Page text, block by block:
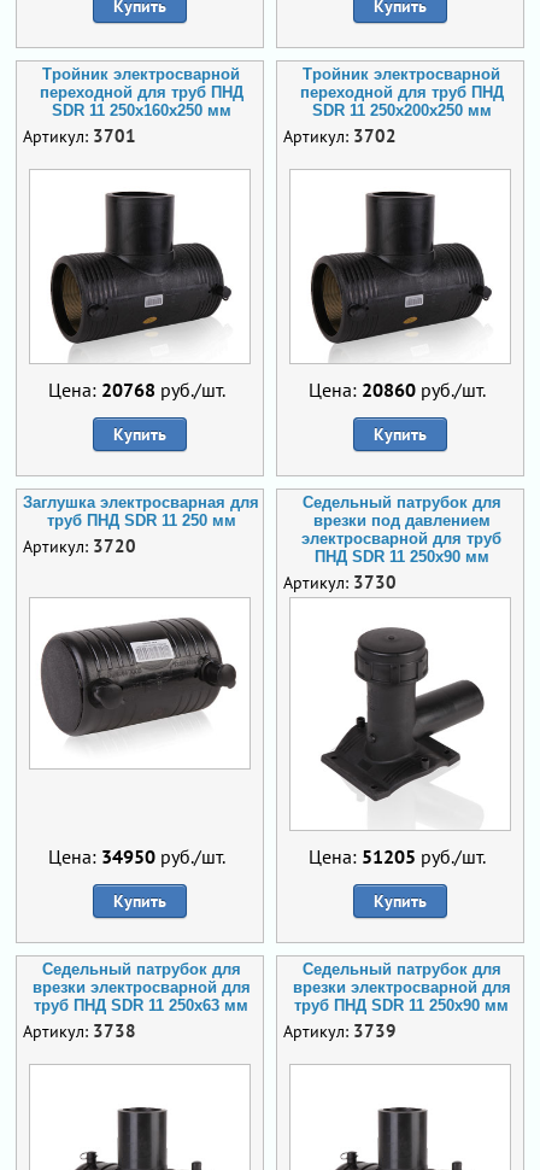
Купить Купить
Тройник электросварной
переходной для труб ПНД
SDR 11 250х160х250 мм
Артикул: 3701
Цена: 20768 руб./шт.
Купить
Тройник электросварной
переходной для труб ПНД
SDR 11 250х200х250 мм
Артикул: 3702
Цена: 20860 руб./шт.
Купить
Заглушка электросварная для
труб ПНД SDR 11 250 мм
Артикул: 3720
Цена: 34950 руб./шт.
Купить
Седельный патрубок для
врезки под давлением
электросварной для труб
ПНД SDR 11 250х90 мм
Артикул: 3730
Цена: 51205 руб./шт.
Купить
Седельный патрубок для
врезки электросварной для
труб ПНД SDR 11 250х63 мм
Артикул: 3738
Седельный патрубок для
врезки электросварной для
труб ПНД SDR 11 250х90 мм
Артикул: 3739